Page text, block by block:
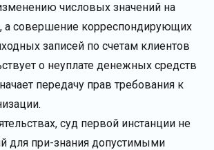
числовых значений на
а совершение корреспондирующих
записей по счетам клиентов
о неуплате денежных средств
передачу прав требования к
суд первой инстанции не
для при-знания допустимыми